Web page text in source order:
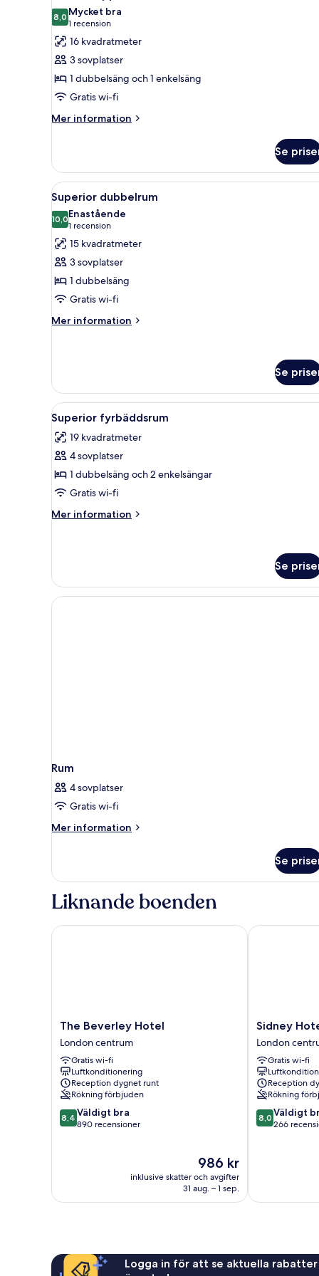
foton
för
Classic
trippelrum
8,08,0 av 10
Mycket bra
1 recension
(1 recension)
16 kvadratmeter
3 sovplatser
1 dubbelsäng och 1 enkelsäng
Gratis wi-fi
Mer information
Mer
trippelrum
Se
Öppna
alla
foton
för
Superior
dubbelrum
En snyggt bäddad säng
11
Superior dubbelrum
10,010,0 av 10
Enastående
1 recension
(1 recension)
15 kvadratmeter
3 sovplatser
1 dubbelsäng
Gratis wi-fi
Mer information
Mer
Se
Öppna
alla
foton
för
Superior
fyrbäddsrum
Ett hotellrum med en stor
6
Superior fyrbäddsrum
19 kvadratmeter
4 sovplatser
1 dubbelsäng och 2 enkelsängar
Gratis wi-fi
Mer information
Mer
Se
Rum
4 sovplatser
Gratis wi-fi
Mer information
Mer
Se
Liknande boenden
The
Beverley
Hotel
London
centrum
The Beverley Hotel
London centrum
Gratis wi-fi
Luftkonditionering
Reception dygnet runt
Rökning förbjuden
8.4
av
890 recensioner
8,4 Väldigt bra
890 recensioner
Priset
är
986 kr
986 kr
inklusive skatter och avgifter
31 aug. – 1 sep.
The Beverley Hotel
Sidney
Hotel
London
Victoria
London
centrum
Sidney
London
Gratis wi-fi
Reception
Rökning
8.0
av
8,0 Väldigt
266
Sidney Hotel
Logga in för att se aktuella